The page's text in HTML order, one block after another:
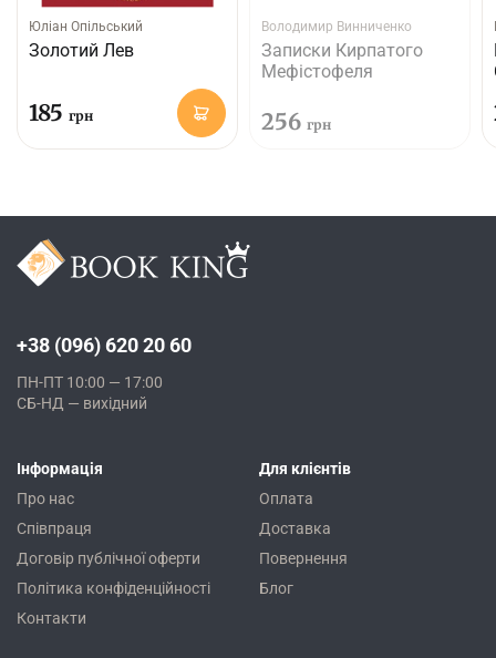
Юліан Опільський
Золотий Лев
185 грн
Володимир Винниченко
Записки Кирпатого
Мефістофеля
256 грн
+38 (096) 620 20 60
ПН-ПТ 10:00 — 17:00
СБ-НД — вихідний
Інформація
Про нас
Співпраця
Договір публічної оферти
Політика конфіденційності
Контакти
Для клієнтів
Оплата
Доставка
Повернення
Блог